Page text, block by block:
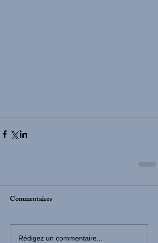
Commentaires
Rédigez un commentaire...